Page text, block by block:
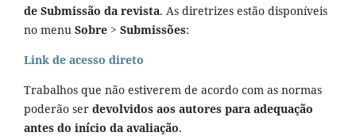
de Submissão da revista. As diretrizes estão disponíveis
no menu Sobre > Submissões:
Link de acesso direto
Trabalhos que não estiverem de acordo com as normas
poderão ser devolvidos aos autores para adequação
antes do início da avaliação.